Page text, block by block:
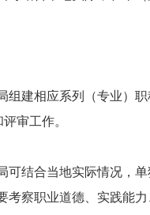
建相应系列（专业）
审工作。
可结合当地实际情况，
考察职业道德、实践能